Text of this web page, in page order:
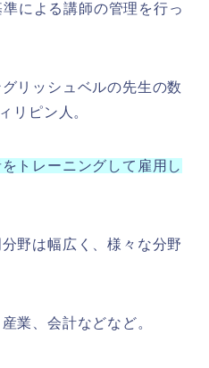
による講師の管理を行っ
リッシュベルの先生の数
リピン人。
トレーニングして雇用し
野は幅広く、様々な分野
業、会計などなど。